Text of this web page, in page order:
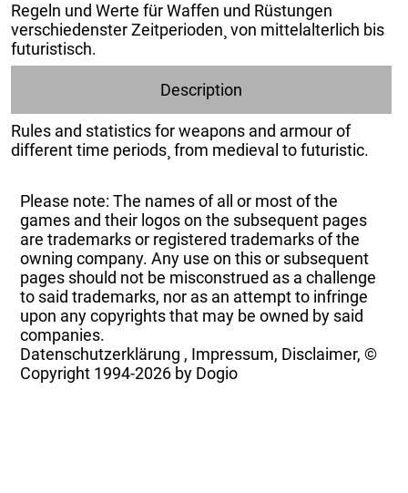
Regeln und Werte für Waffen und Rüstungen
verschiedenster Zeitperioden¸ von mittelalterlich bis
futuristisch.
Description
Rules and statistics for weapons and armour of
different time periods¸ from medieval to futuristic.
Please note: The names of all or most of the
games and their logos on the subsequent pages
are trademarks or registered trademarks of the
owning company. Any use on this or subsequent
pages should not be misconstrued as a challenge
to said trademarks, nor as an attempt to infringe
upon any copyrights that may be owned by said
companies.
Datenschutzerklärung , Impressum, Disclaimer, ©
Copyright 1994-2026 by Dogio